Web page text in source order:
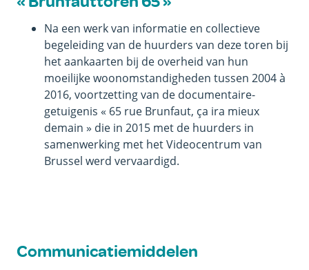
Na een werk van informatie en collectieve
begeleiding van de huurders van deze toren bij
het aankaarten bij de overheid van hun
moeilijke woonomstandigheden tussen 2004 à
2016, voortzetting van de documentaire-
getuigenis « 65 rue Brunfaut, ça ira mieux
demain » die in 2015 met de huurders in
samenwerking met het Videocentrum van
Brussel werd vervaardigd.
Communicatiemiddelen